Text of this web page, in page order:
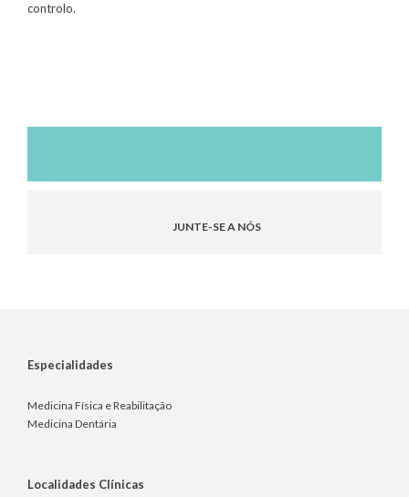
controlo.
JUNTE-SE A NÓS
Especialidades
Medicina Física e Reabilitação
Medicina Dentária
Localidades Clínicas